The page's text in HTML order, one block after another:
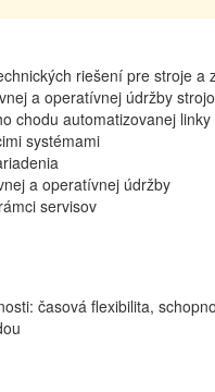
riešení pre stroje a
a operatívnej údržby
chodu automatizovanej linky
systémami
a operatívnej údržby
servisov
časová flexibilita,